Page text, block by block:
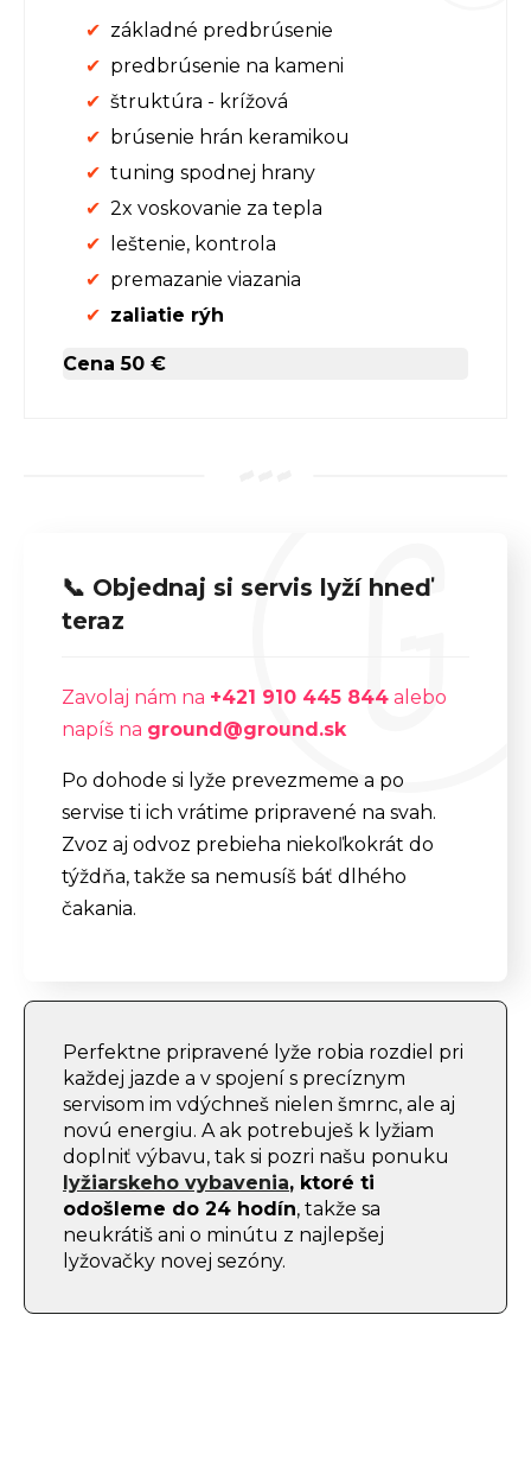
základné predbrúsenie
predbrúsenie na kameni
štruktúra - krížová
brúsenie hrán keramikou
tuning spodnej hrany
2x voskovanie za tepla
leštenie, kontrola
premazanie viazania
zaliatie rýh
Cena 50 €
📞 Objednaj si servis lyží hneď
teraz
Zavolaj nám na +421 910 445 844 alebo
napíš na ground@ground.sk
Po dohode si lyže prevezmeme a po
servise ti ich vrátime pripravené na svah.
Zvoz aj odvoz prebieha niekoľkokrát do
týždňa, takže sa nemusíš báť dlhého
čakania.
Perfektne pripravené lyže robia rozdiel pri
každej jazde a v spojení s precíznym
servisom im vdýchneš nielen šmrnc, ale aj
novú energiu. A ak potrebuješ k lyžiam
doplniť výbavu, tak si pozri našu ponuku
lyžiarskeho vybavenia, ktoré ti
odošleme do 24 hodín, takže sa
neukrátiš ani o minútu z najlepšej
lyžovačky novej sezóny.